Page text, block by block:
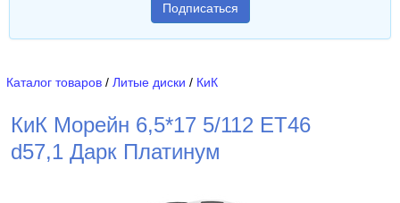
Подписаться
Каталог товаров / Литые диски / КиК
КиК Морейн 6,5*17 5/112 ET46
d57,1 Дарк Платинум